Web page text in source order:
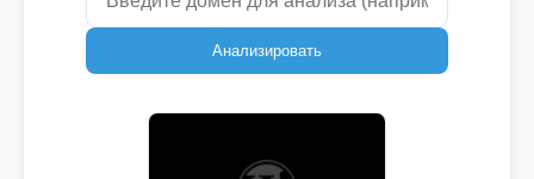
Анализировать